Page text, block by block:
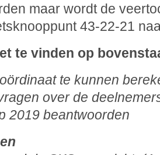
maar wordt de
43-22-21
te vinden op
te kunnen
over de
2019 beantwoorden